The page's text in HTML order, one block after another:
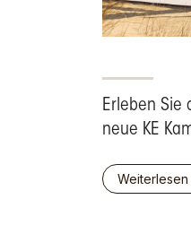
Erleben Sie
neue KE
Weiterlesen